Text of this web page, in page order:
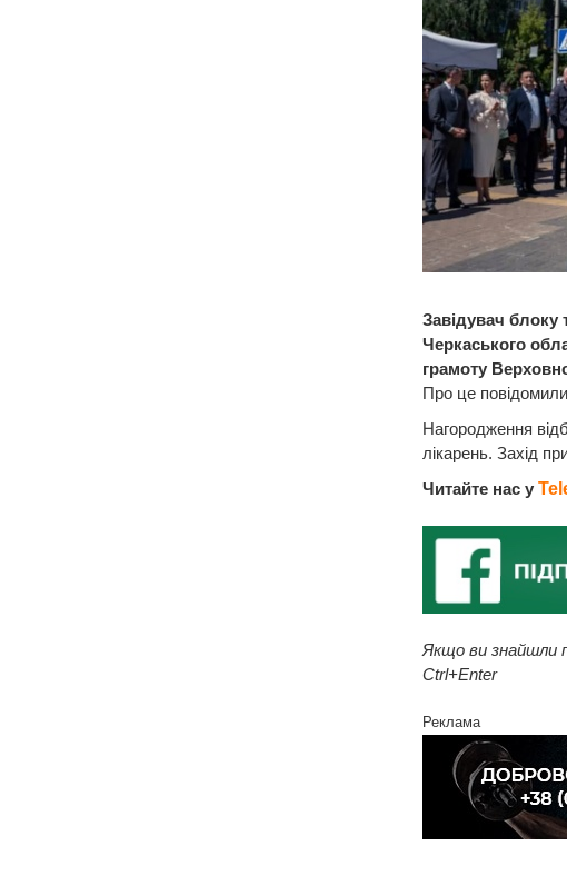
Завідувач блоку
Черкаського
грамоту
Про це
Нагородження
лікарень. Захід
Читайте нас у
Якщо ви знайшли
Ctrl+Enter
Реклама